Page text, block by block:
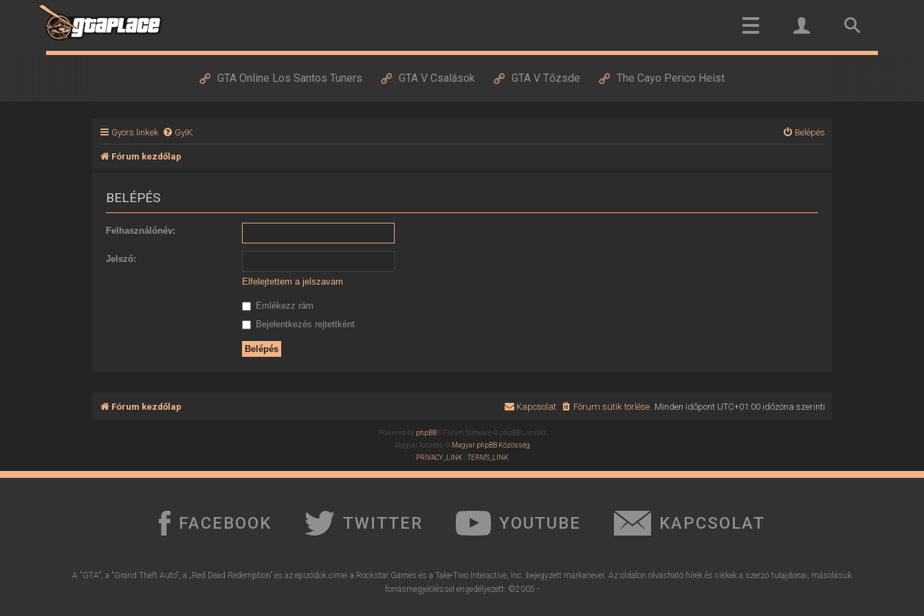
GTA Online Los Santos Tuners GTA V Csalások GTA V Tőzsde The Cayo Perico Heist
Gyors linkek GyIK Belépés
Fórum kezdőlap
BELÉPÉS
Felhasználónév:
Jelszó:
Elfelejtettem a jelszavam
Emlékezz rám
Bejelentkezés rejtettként
Fórum kezdőlap Minden időpont UTC+01:00időzóna szerinti
Fórum sütik törlése
Kapcsolat
Powered by phpBB® Forum Software © phpBB Limited
Magyar fordítás © Magyar phpBB Közösség
PRIVACY_LINK |TERMS_LINK
FACEBOOK TWITTER YOUTUBE KAPCSOLAT
A "GTA", a "Grand Theft Auto", a „Red Dead Redemption” és az epizódok címei a Rockstar Games és a Take-Two Interactive, Inc. bejegyzett márkanevei. Az oldalon olvasható hírek és cikkek a szerző tulajdonai, másolásuk
forrásmegjelöléssel engedélyezett. ©2005 -